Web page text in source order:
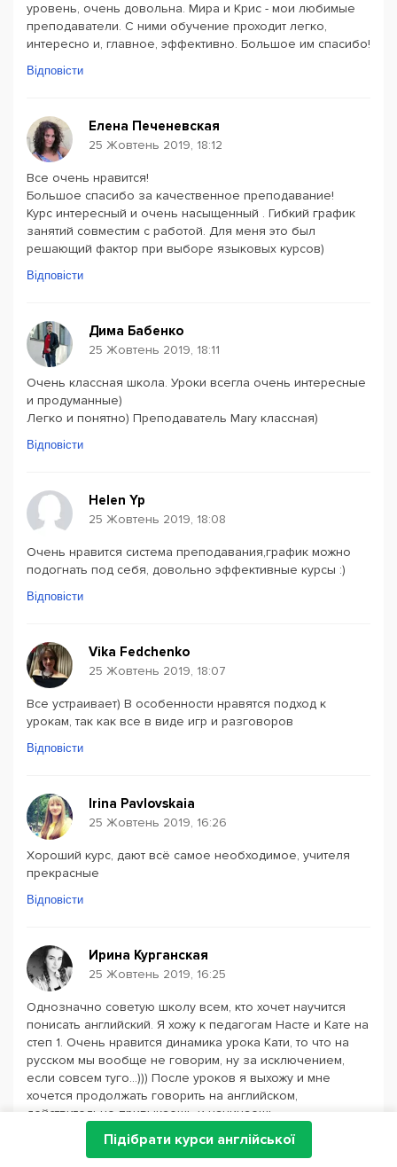
уровень, очень довольна. Мира и Крис - мои любимые
преподаватели. С ними обучение проходит легко,
интересно и, главное, эффективно. Большое им спасибо!
Відповісти
Елена Печеневская
25 Жовтень 2019, 18:12
Все очень нравится!
Большое спасибо за качественное преподавание!
Курс интересный и очень насыщенный . Гибкий график
занятий совместим с работой. Для меня это был
решающий фактор при выборе языковых курсов)
Відповісти
Дима Бабенко
25 Жовтень 2019, 18:11
Очень классная школа. Уроки всегла очень интересные
и продуманные)
Легко и понятно) Преподаватель Mary классная)
Відповісти
Helen Yp
25 Жовтень 2019, 18:08
Очень нравится система преподавания,график можно
подогнать под себя, довольно эффективные курсы :)
Відповісти
Vika Fedchenko
25 Жовтень 2019, 18:07
Все устраивает) В особенности нравятся подход к
урокам, так как все в виде игр и разговоров
Відповісти
Irina Pavlovskaia
25 Жовтень 2019, 16:26
Хороший курс, дают всё самое необходимое, учителя
прекрасные
Відповісти
Ирина Курганская
25 Жовтень 2019, 16:25
Однозначно советую школу всем, кто хочет научится
понисать английский. Я хожу к педагогам Насте и Кате на
степ 1. Очень нравится динамика урока Кати, то что на
русском мы вообще не говорим, ну за исключением,
если совсем туго...))) После уроков я выхожу и мне
хочется продолжать говорить на английском,
действительно привыкаешь и начинаешь
адапритоваться в языке. К Насте хожу совсем немного,
но она всего за пару уроков успела расположить к
Підібрати курси англійської